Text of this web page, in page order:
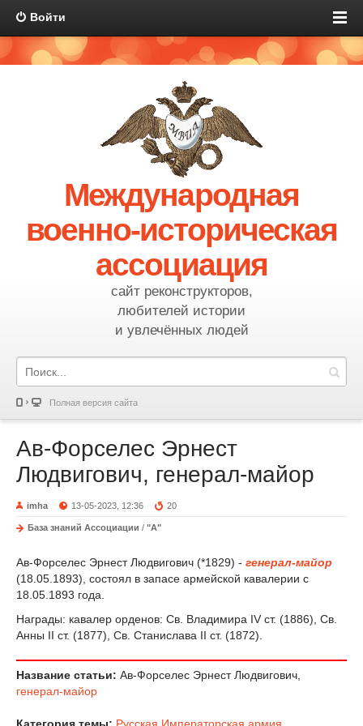
Войти
Международная
военно-историческая
ассоциация
сайт реконструкторов,
любителей истории
и увлечённых людей
Полная версия сайта
Ав-Форселес Эрнест
Людвигович, генерал-майор
imha 13-05-2023, 12:36 20
База знаний Ассоциации / "А"
Ав-Форселес Эрнест Людвигович (*1829) - генерал-майор
(18.05.1893), состоял в запасе армейской кавалерии с
18.05.1893 года.
Награды: кавалер орденов: Св. Владимира IV ст. (1886), Св.
Анны II ст. (1877), Св. Станислава II ст. (1872).
Название статьи: Ав-Форселес Эрнест Людвигович,
генерал-майор
Категория темы: Русская Императорская армия